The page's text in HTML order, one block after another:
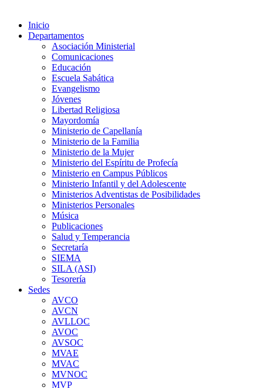
Inicio
Departamentos
Asociación Ministerial
Comunicaciones
Educación
Escuela Sabática
Evangelismo
Jóvenes
Libertad Religiosa
Mayordomía
Ministerio de Capellanía
Ministerio de la Familia
Ministerio de la Mujer
Ministerio del Espíritu de Profecía
Ministerio en Campus Públicos
Ministerio Infantil y del Adolescente
Ministerios Adventistas de Posibilidades
Ministerios Personales
Música
Publicaciones
Salud y Temperancia
Secretaría
SIEMA
SILA (ASI)
Tesorería
Sedes
AVCO
AVCN
AVLLOC
AVOC
AVSOC
MVAE
MVAC
MVNOC
MVP